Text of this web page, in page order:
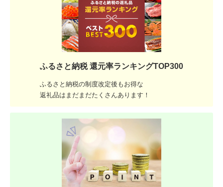
ふるさと納税 還元率ランキングTOP300
ふるさと納税の制度改定後もお得な
返礼品はまだまだたくさんあります！